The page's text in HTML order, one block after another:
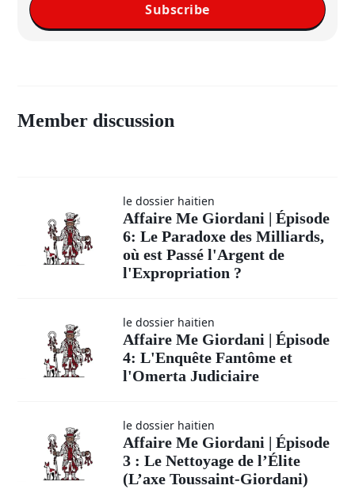
Subscribe
Member discussion
le dossier haitien
Affaire Me Giordani | Épisode
6: Le Paradoxe des Milliards,
où est Passé l'Argent de
l'Expropriation ?
le dossier haitien
Affaire Me Giordani | Épisode
4: L'Enquête Fantôme et
l'Omerta Judiciaire
le dossier haitien
Affaire Me Giordani | Épisode
3 : Le Nettoyage de l’Élite
(L’axe Toussaint-Giordani)